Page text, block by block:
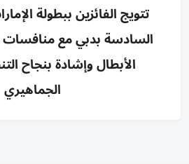
تتويج الفائزين ببطولة
السادسة بدبي مع منافسات
الأبطال وإشادة بنجاح
الجماهيري